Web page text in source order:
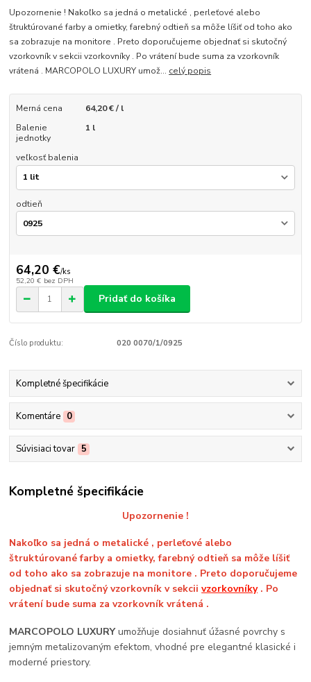
Upozornenie ! Nakoľko sa jedná o metalické , perleťové alebo
štruktúrované farby a omietky, farebný odtieň sa môže líšiť od toho ako
sa zobrazuje na monitore . Preto doporučujeme objednať si skutočný
vzorkovník v sekcii vzorkovníky . Po vrátení bude suma za vzorkovník
vrátená . MARCOPOLO LUXURY umož... celý popis
Merná cena
64,20 € / l
Balenie
jednotky
1 l
veľkosť balenia
odtieň
64,20 €/ks
52,20 € bez DPH
Pridať do košíka
Číslo produktu: 020 0070/1/0925
Kompletné špecifikácie
Komentáre 0
Súvisiaci tovar 5
Kompletné špecifikácie
Upozornenie !
Nakoľko sa jedná o metalické , perleťové alebo
štruktúrované farby a omietky, farebný odtieň sa môže líšiť
od toho ako sa zobrazuje na monitore . Preto doporučujeme
objednať si skutočný vzorkovník v sekciivzorkovníky. Po
vrátení bude suma za vzorkovník vrátená .
MARCOPOLO LUXURYumožňuje dosiahnuť úžasné povrchy s
jemným metalizovaným efektom, vhodné pre elegantné klasické i
moderné priestory.